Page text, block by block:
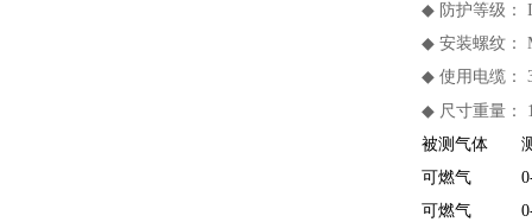
◆ 防护等级：
◆ 安装螺纹：
◆ 使用电缆：
◆ 尺寸重量：
被测气体
可燃气
可燃气